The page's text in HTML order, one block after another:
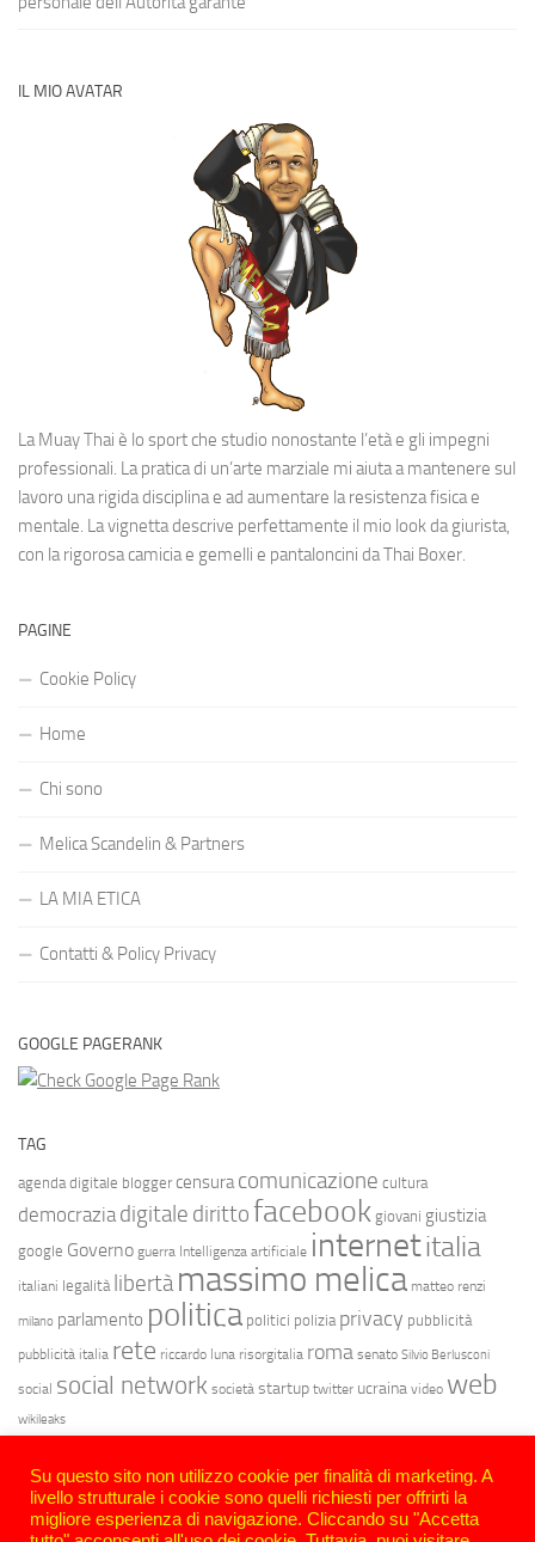
IL MIO AVATAR
La Muay Thai è lo sport che studio nonostante l’età e gli impegni
professionali. La pratica di un’arte marziale mi aiuta a mantenere sul
lavoro una rigida disciplina e ad aumentare la resistenza fisica e
mentale. La vignetta descrive perfettamente il mio look da giurista,
con la rigorosa camicia e gemelli e pantaloncini da Thai Boxer.
PAGINE
Cookie Policy
Home
Chi sono
Melica Scandelin & Partners
LA MIA ETICA
Contatti & Policy Privacy
GOOGLE PAGERANK
TAG
agenda digitale blogger censura comunicazione cultura
democrazia digitale dirittofacebook giovani giustizia
google Governo guerra Intelligenza artificiale internetitalia
italiani legalità libertà massimo melica matteo renzi
milano parlamento politica politici polizia privacy pubblicità
pubblicità italia rete riccardo luna risorgitalia roma senato Silvio Berlusconi
social social network società startup twitter ucraina video web
wikileaks
Su questo sito non utilizzo cookie per finalità di marketing. A
livello strutturale i cookie sono quelli richiesti per offrirti la
migliore esperienza di navigazione. Cliccando su "Accetta